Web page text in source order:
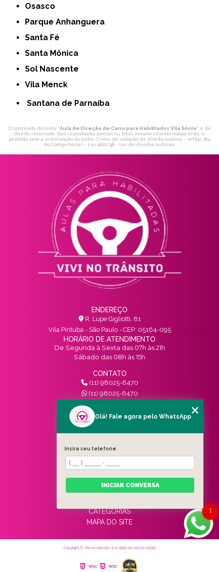
Osasco
Parque Anhanguera
Santa Fé
Santa Mônica
Sol Nascente
Vila Menck
Santana de Parnaíba
O conteúdo do texto "Aula de Direção de Carro para Habilitados Vila Sônia" é de
direito reservado. Sua reprodução, parcial ou total, mesmo citando nossos links, é
proibida sem a autorização do autor. Crime de violação de direito autoral – artigo 184
do Código Penal – Lei 9610/98 - Lei de direitos autorais.
ENDEREÇO
R. Lupe Gigliotti, 81
Vila Pirituba - São Paulo - CEP: 05164-095
HORÁRIO DE ATENDIMENTO
De Segunda à Sexta das 07h às 21h
Sábado das 08h às 15h
CONTATO
(11) 98025-6470
(11) 98025-6470
contato@vivinotransito.com.br
SIGA-NOS!
MENU
HOME
QUEM SOMOS
SERVIÇOS
BLOG
CATEGORIAS
MAPA DO SITE
Copyright © Vivi no trânsito. (Lei 9610 de 19/02/1998)
W3C W3C
1
Olá! Fale agora pelo WhatsApp
Insira seu telefone
INICIAR CONVERSA